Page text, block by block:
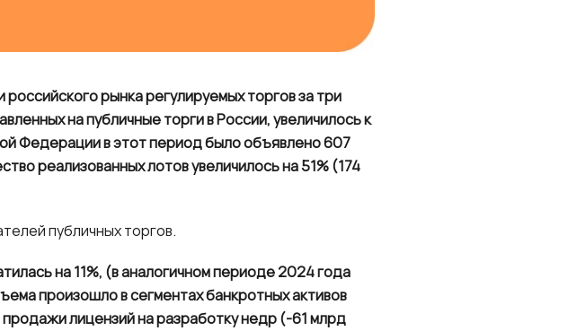
рынка регулируемых торгов за три
на публичные торги в России, увеличилось к
Федерации в этот период было объявлено 607
реализованных лотов увеличилось на 51% (174
публичных торгов.
на 11%, (в аналогичном периоде 2024 года
произошло в сегментах банкротных активов
лицензий на разработку недр (-61 млрд